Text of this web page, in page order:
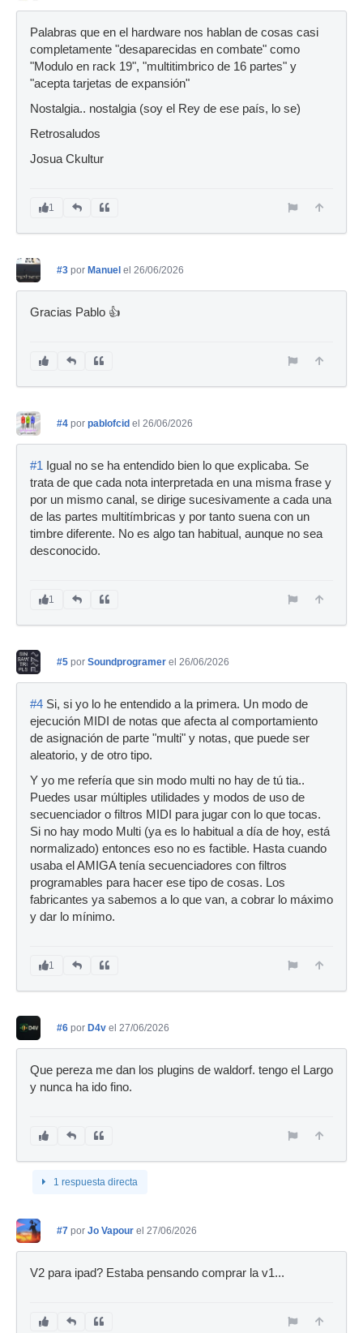
Palabras que en el hardware nos hablan de cosas casi
completamente "desaparecidas en combate" como
"Modulo en rack 19", "multitimbrico de 16 partes" y
"acepta tarjetas de expansión"
Nostalgia.. nostalgia (soy el Rey de ese país, lo se)
Retrosaludos
Josua Ckultur
1
#3 por Manuel el 26/06/2026
Gracias Pablo 👍
#4 por pablofcid el 26/06/2026
#1 Igual no se ha entendido bien lo que explicaba. Se
trata de que cada nota interpretada en una misma frase y
por un mismo canal, se dirige sucesivamente a cada una
de las partes multitímbricas y por tanto suena con un
timbre diferente. No es algo tan habitual, aunque no sea
desconocido.
1
#5 por Soundprogramer el 26/06/2026
#4 Si, si yo lo he entendido a la primera. Un modo de
ejecución MIDI de notas que afecta al comportamiento
de asignación de parte "multi" y notas, que puede ser
aleatorio, y de otro tipo.
Y yo me refería que sin modo multi no hay de tú tia..
Puedes usar múltiples utilidades y modos de uso de
secuenciador o filtros MIDI para jugar con lo que tocas.
Si no hay modo Multi (ya es lo habitual a día de hoy, está
normalizado) entonces eso no es factible. Hasta cuando
usaba el AMIGA tenía secuenciadores con filtros
programables para hacer ese tipo de cosas. Los
fabricantes ya sabemos a lo que van, a cobrar lo máximo
y dar lo mínimo.
1
#6 por D4v el 27/06/2026
Que pereza me dan los plugins de waldorf. tengo el Largo
y nunca ha ido fino.
1 respuesta directa
#7 por Jo Vapour el 27/06/2026
V2 para ipad? Estaba pensando comprar la v1...